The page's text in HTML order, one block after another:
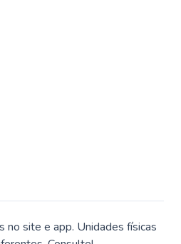
no site e app. Unidades físicas